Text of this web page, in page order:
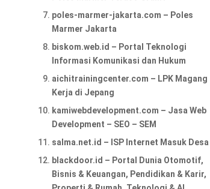
poles-marmer-jakarta.com – Poles
Marmer Jakarta
biskom.web.id – Portal Teknologi
Informasi Komunikasi dan Hukum
aichitrainingcenter.com – LPK Magang
Kerja di Jepang
kamiwebdevelopment.com – Jasa Web
Development – SEO – SEM
salma.net.id – ISP Internet Masuk Desa
blackdoor.id – Portal Dunia Otomotif,
Bisnis & Keuangan, Pendidikan & Karir,